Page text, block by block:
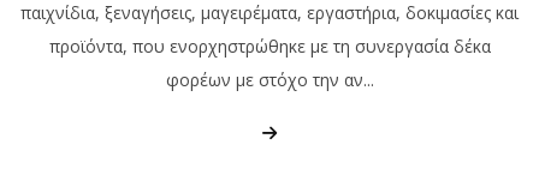
παιχνίδια, ξεναγήσεις, μαγειρέματα, εργαστήρια, δοκιμασίες και
προϊόντα, που ενορχηστρώθηκε με τη συνεργασία δέκα
φορέων με στόχο την αν...